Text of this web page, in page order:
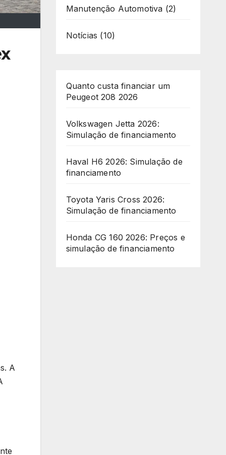
A
Manutenção Automotiva (2)
Notícias (10)
Quanto custa financiar um
Peugeot 208 2026
Volkswagen Jetta 2026:
Simulação de financiamento
Haval H6 2026: Simulação de
financiamento
Toyota Yaris Cross 2026:
Simulação de financiamento
Honda CG 160 2026: Preços e
simulação de financiamento